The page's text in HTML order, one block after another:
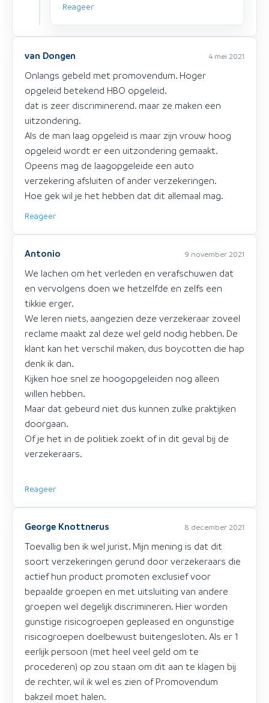
Reageer
van Dongen 4 mei 2021
Onlangs gebeld met promovendum. Hoger
opgeleid betekend HBO opgeleid.
dat is zeer discriminerend. maar ze maken een
uitzondering.
Als de man laag opgeleid is maar zijn vrouw hoog
opgeleid wordt er een uitzondering gemaakt.
Opeens mag de laagopgeleide een auto
verzekering afsluiten of ander verzekeringen.
Hoe gek wil je het hebben dat dit allemaal mag.
Reageer
Antonio 9 november 2021
We lachen om het verleden en verafschuwen dat
en vervolgens doen we hetzelfde en zelfs een
tikkie erger.
We leren niets, aangezien deze verzekeraar zoveel
reclame maakt zal deze wel geld nodig hebben. De
klant kan het verschil maken, dus boycotten die hap
denk ik dan.
Kijken hoe snel ze hoogopgeleiden nog alleen
willen hebben.
Maar dat gebeurd niet dus kunnen zulke praktijken
doorgaan.
Of je het in de politiek zoekt of in dit geval bij de
verzekeraars.
Reageer
George Knottnerus 8 december 2021
Toevallig ben ik wel jurist. Mijn mening is dat dit
soort verzekeringen gerund door verzekeraars die
actief hun product promoten exclusief voor
bepaalde groepen en met uitsluiting van andere
groepen wel degelijk discrimineren. Hier worden
gunstige risicogroepen gepleased en ongunstige
risicogroepen doelbewust buitengesloten. Als er 1
eerlijk persoon (met heel veel geld om te
procederen) op zou staan om dit aan te klagen bij
de rechter, wil ik wel es zien of Promovendum
bakzeil moet halen.